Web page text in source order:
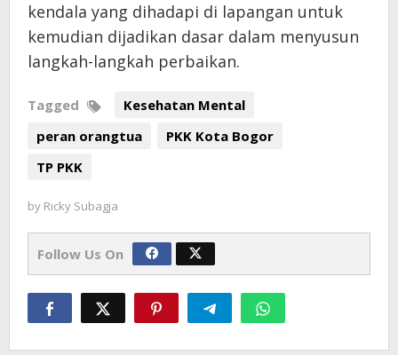
kendala yang dihadapi di lapangan untuk
kemudian dijadikan dasar dalam menyusun
langkah-langkah perbaikan.
Tagged
Kesehatan Mental
peran orangtua
PKK Kota Bogor
TP PKK
by Ricky Subagja
Follow Us On